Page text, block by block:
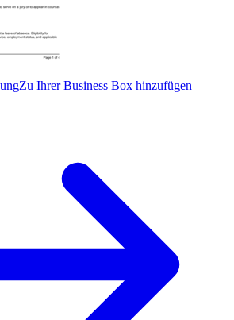
Zu Ihrer Business Box hinzufügen